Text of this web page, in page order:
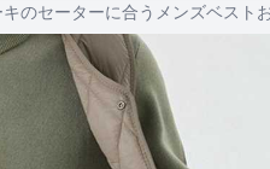
キのセーターに合うメンズベスト